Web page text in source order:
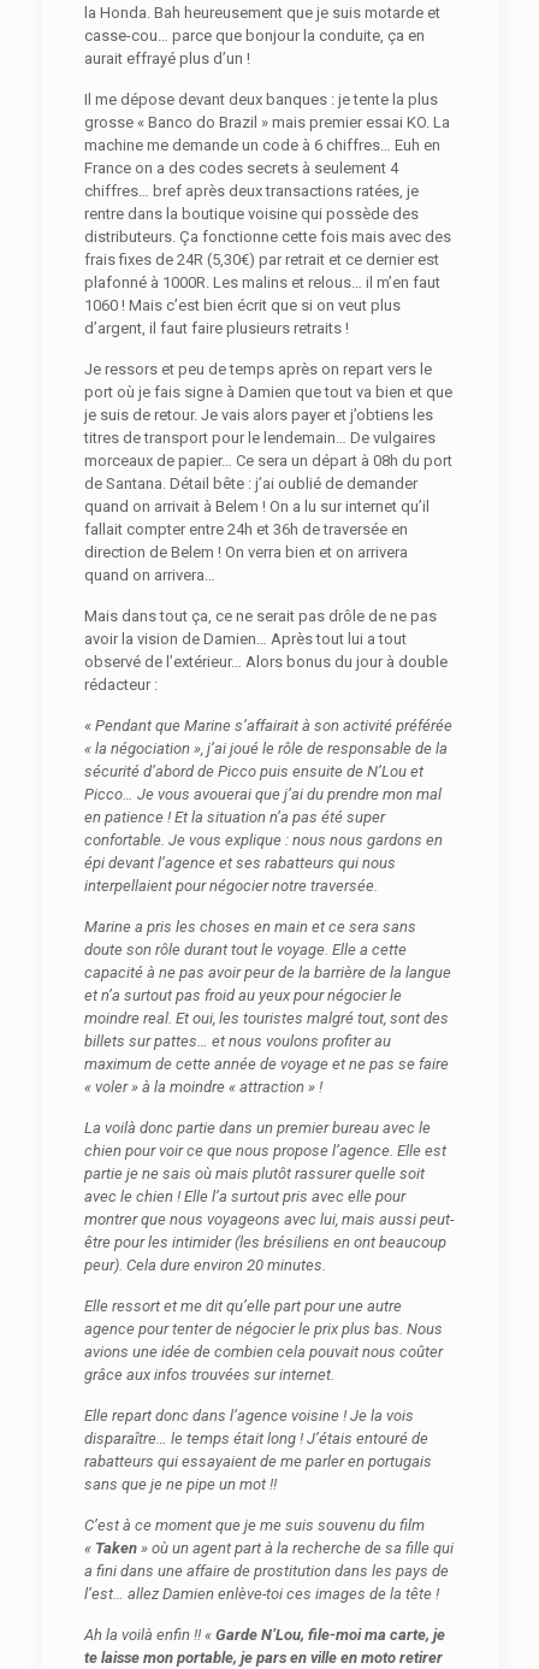
la Honda. Bah heureusement que je suis motarde et
casse-cou… parce que bonjour la conduite, ça en
aurait effrayé plus d’un !
Il me dépose devant deux banques : je tente la plus
grosse « Banco do Brazil » mais premier essai KO. La
machine me demande un code à 6 chiffres… Euh en
France on a des codes secrets à seulement 4
chiffres… bref après deux transactions ratées, je
rentre dans la boutique voisine qui possède des
distributeurs. Ça fonctionne cette fois mais avec des
frais fixes de 24R (5,30€) par retrait et ce dernier est
plafonné à 1000R. Les malins et relous… il m’en faut
1060 ! Mais c’est bien écrit que si on veut plus
d’argent, il faut faire plusieurs retraits !
Je ressors et peu de temps après on repart vers le
port où je fais signe à Damien que tout va bien et que
je suis de retour. Je vais alors payer et j’obtiens les
titres de transport pour le lendemain… De vulgaires
morceaux de papier… Ce sera un départ à 08h du port
de Santana. Détail bête : j’ai oublié de demander
quand on arrivait à Belem ! On a lu sur internet qu’il
fallait compter entre 24h et 36h de traversée en
direction de Belem ! On verra bien et on arrivera
quand on arrivera…
Mais dans tout ça, ce ne serait pas drôle de ne pas
avoir la vision de Damien… Après tout lui a tout
observé de l’extérieur… Alors bonus du jour à double
rédacteur :
« Pendant que Marine s’affairait à son activité préférée
« la négociation », j’ai joué le rôle de responsable de la
sécurité d’abord de Picco puis ensuite de N’Lou et
Picco… Je vous avouerai que j’ai du prendre mon mal
en patience ! Et la situation n’a pas été super
confortable. Je vous explique : nous nous gardons en
épi devant l’agence et ses rabatteurs qui nous
interpellaient pour négocier notre traversée.
Marine a pris les choses en main et ce sera sans
doute son rôle durant tout le voyage. Elle a cette
capacité à ne pas avoir peur de la barrière de la langue
et n’a surtout pas froid au yeux pour négocier le
moindre real. Et oui, les touristes malgré tout, sont des
billets sur pattes… et nous voulons profiter au
maximum de cette année de voyage et ne pas se faire
« voler » à la moindre « attraction » !
La voilà donc partie dans un premier bureau avec le
chien pour voir ce que nous propose l’agence. Elle est
partie je ne sais où mais plutôt rassurer quelle soit
avec le chien ! Elle l’a surtout pris avec elle pour
montrer que nous voyageons avec lui, mais aussi peut-
être pour les intimider (les brésiliens en ont beaucoup
peur). Cela dure environ 20 minutes.
Elle ressort et me dit qu’elle part pour une autre
agence pour tenter de négocier le prix plus bas. Nous
avions une idée de combien cela pouvait nous coûter
grâce aux infos trouvées sur internet.
Elle repart donc dans l’agence voisine ! Je la vois
disparaître… le temps était long ! J’étais entouré de
rabatteurs qui essayaient de me parler en portugais
sans que je ne pipe un mot !!
C’est à ce moment que je me suis souvenu du film
« Taken» où un agent part à la recherche de sa fille qui
a fini dans une affaire de prostitution dans les pays de
l’est… allez Damien enlève-toi ces images de la tête !
Ah la voilà enfin !! « Garde N’Lou, file-moi ma carte, je
te laisse mon portable, je pars en ville en moto retirer